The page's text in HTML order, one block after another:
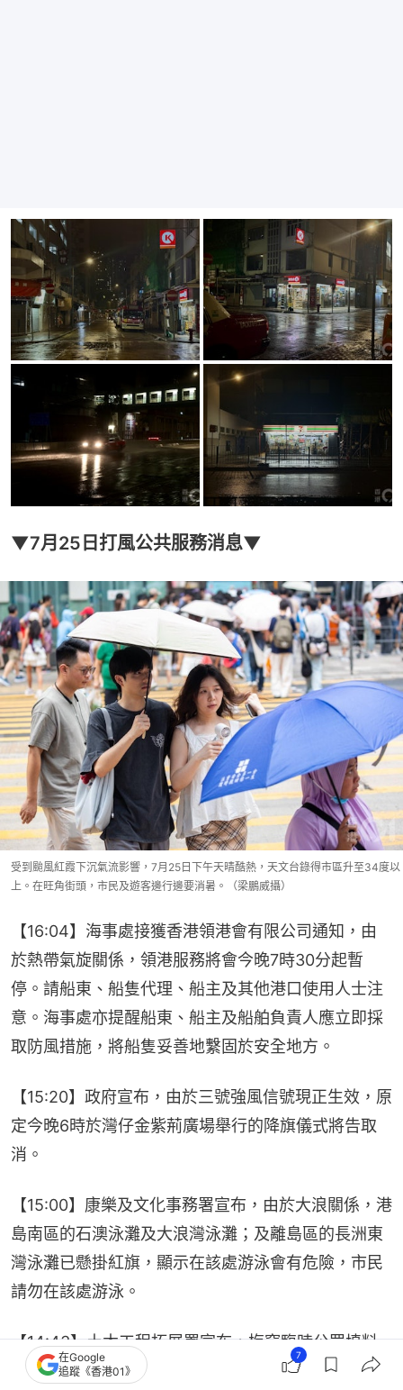
▼7月25日打風公共服務消息▼
受到颱風紅霞下沉氣流影響，7月25日下午天晴酷熱，天文台錄得市區升至34度以
上。在旺角街頭，市民及遊客邊行邊要消暑。（梁鵬威攝）
【16:04】海事處接獲香港領港會有限公司通知，由
於熱帶氣旋關係，領港服務將會今晚7時30分起暫
停。請船東、船隻代理、船主及其他港口使用人士注
意。海事處亦提醒船東、船主及船舶負責人應立即採
取防風措施，將船隻妥善地繫固於安全地方。
【15:20】政府宣布，由於三號強風信號現正生效，原
定今晚6時於灣仔金紫荊廣場舉行的降旗儀式將告取
消。
【15:00】康樂及文化事務署宣布，由於大浪關係，港
島南區的石澳泳灘及大浪灣泳灘；及離島區的長洲東
灣泳灘已懸掛紅旗，顯示在該處游泳會有危險，市民
請勿在該處游泳。
【14:43】土木工程拓展署宣布，梅窩臨時公眾填料
接收設施將於下午3時20分停止開放，直至另行通
在Google
追蹤《香港01》
7